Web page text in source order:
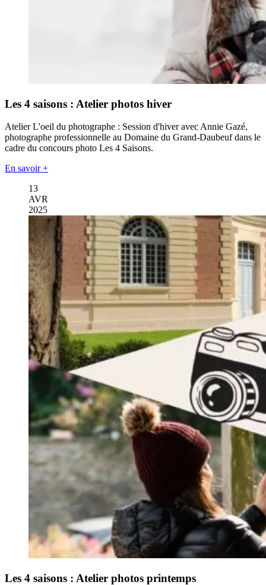
Les 4 saisons : Atelier photos hiver
Atelier L'oeil du photographe : Session d'hiver avec Annie Gazé,
photographe professionnelle au Domaine du Grand-Daubeuf dans le
cadre du concours photo Les 4 Saisons.
En savoir +
13
AVR
2025
Les 4 saisons : Atelier photos printemps